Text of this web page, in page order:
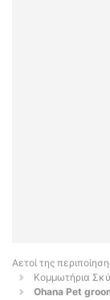
Αετοί της
Κομμωτήρια
Ohana Pet